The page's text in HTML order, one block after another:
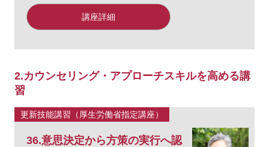
講座詳細
2.カウンセリング・アプローチスキルを高める講
習
更新技能講習（厚生労働省指定講座）
36.意思決定から方策の実行へ認